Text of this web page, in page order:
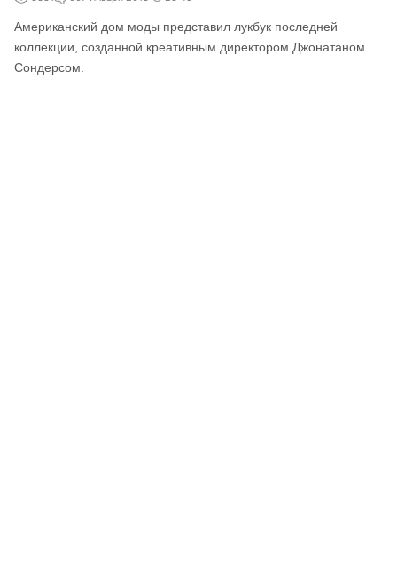
Американский дом моды представил лукбук последней
коллекции, созданной креативным директором Джонатаном
Сондерсом.